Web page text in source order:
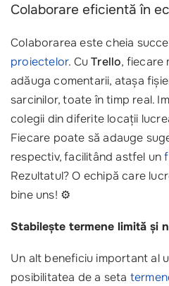
Colaborare eficientă în
Colaborarea este cheia
proiectelor. CuTrello, fiecare
adăuga comentarii, atașa
sarcinilor, toate în timp real.
colegii din diferite locații
Fiecare poate să adauge
respectiv, facilitând astfel un
Rezultatul? O echipă care
bine uns! ⚙️
Stabilește termene limită și
Un alt beneficiu important al
posibilitatea de a seta